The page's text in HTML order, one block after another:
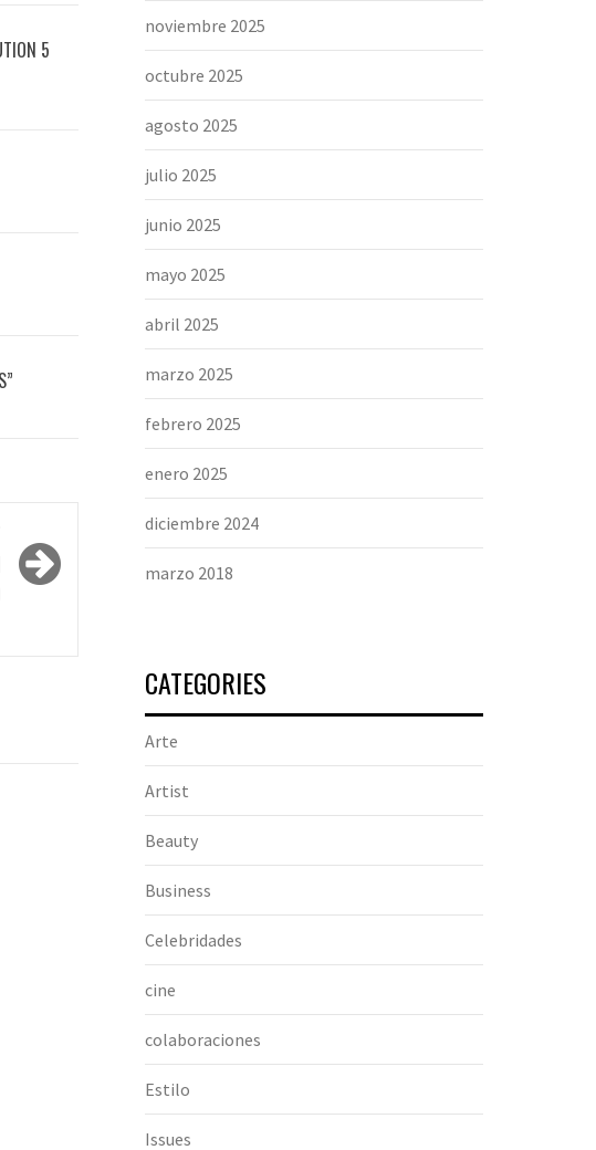
5
noviembre 2025
octubre 2025
agosto 2025
julio 2025
junio 2025
mayo 2025
abril 2025
marzo 2025
febrero 2025
enero 2025
diciembre 2024
marzo 2018
CATEGORIES
Arte
Artist
Beauty
Business
Celebridades
cine
colaboraciones
Estilo
Issues